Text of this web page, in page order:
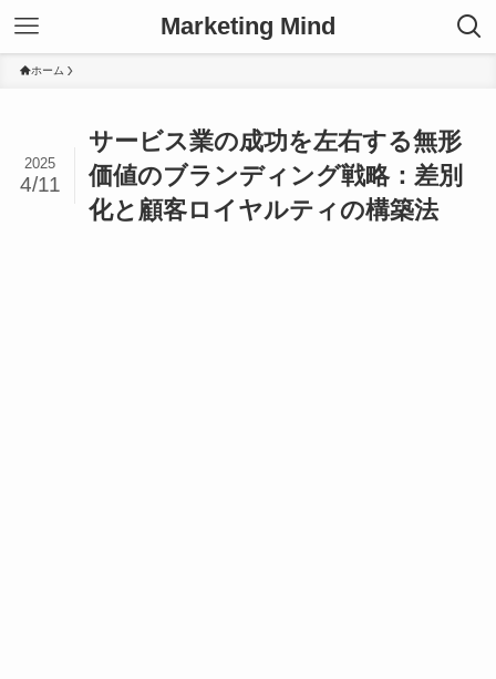
Marketing Mind
ホーム
サービス業の成功を左右する無形
価値のブランディング戦略：差別
化と顧客ロイヤルティの構築法
2025
4/11